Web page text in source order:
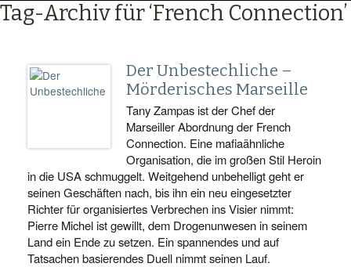
Tag-Archiv für ‘French Connection’
Der Unbestechliche –
Mörderisches Marseille
Tany Zampas ist der Chef der
Marseiller Abordnung der French
Connection. Eine mafiaähnliche
Organisation, die im großen Stil Heroin
in die USA schmuggelt. Weitgehend unbehelligt geht er
seinen Geschäften nach, bis ihn ein neu eingesetzter
Richter für organisiertes Verbrechen ins Visier nimmt:
Pierre Michel ist gewillt, dem Drogenunwesen in seinem
Land ein Ende zu setzen. Ein spannendes und auf
Tatsachen basierendes Duell nimmt seinen Lauf.